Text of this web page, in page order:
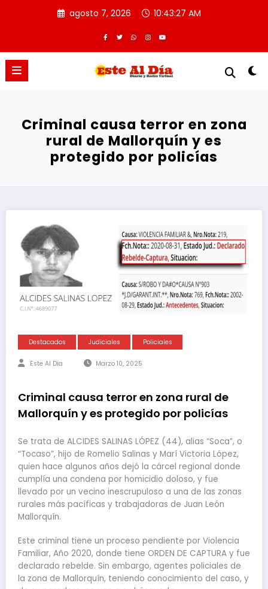
agosto 7, 2026 10:43:27 AM
Criminal causa terror en zona
rural de Mallorquín y es
protegido por policías
Destacados Judiciales Policiales
Este Al Día Marzo 10, 2025
Criminal causa terror en zona rural de
Mallorquín y es protegido por policías
Se trata de ALCIDES SALINAS LÓPEZ (44), alias “Soca”, o
“Tocaso”, hijo de Romelio Salinas y Marí Victoria López,
quien hace algunos años dejó la cárcel regional donde
cumplía una condena por homicidio doloso, y fue
llevado por un vecino inescrupuloso a una de las zonas
rurales más pacíficas y trabajadoras de Juan León
Mallorquín.
Este criminal tiene un proceso pendiente por Violencia
Familiar, Año 2020, donde tiene ORDEN DE CAPTURA y fue
declarado rebelde. Sin embargo, agentes policiales de
la zona de Mallorquín, teniendo conocimiento del caso, y